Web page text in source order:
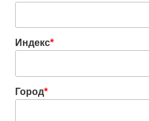
Индекс*
Город*